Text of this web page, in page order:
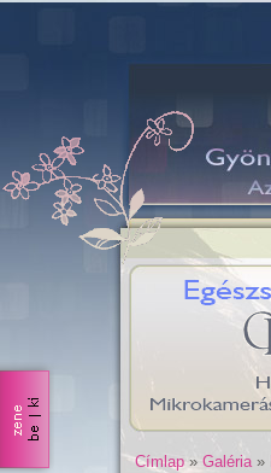
Címlap» Galéria»